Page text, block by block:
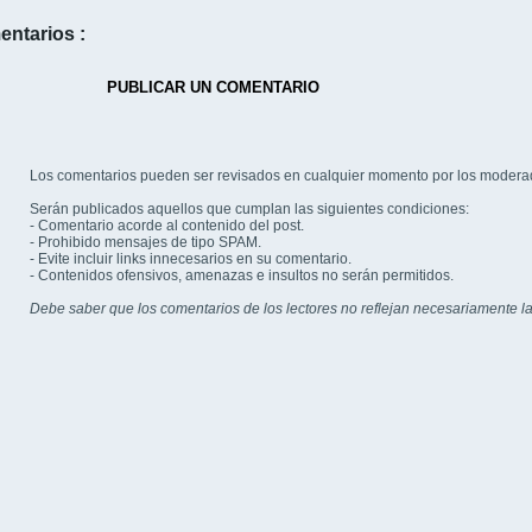
:
PUBLICAR UN COMENTARIO
Los comentarios pueden ser revisados en cualquier momento por los
Serán publicados aquellos que cumplan las siguientes condiciones:
- Comentario acorde al contenido del post.
- Prohibido mensajes de tipo SPAM.
- Evite incluir links innecesarios en su comentario.
- Contenidos ofensivos, amenazas e insultos no serán permitidos.
Debe saber que los comentarios de los lectores no reflejan necesariamente